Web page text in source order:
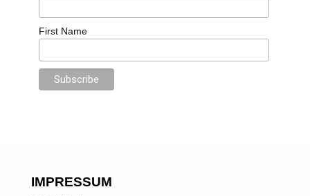
First Name
IMPRESSUM